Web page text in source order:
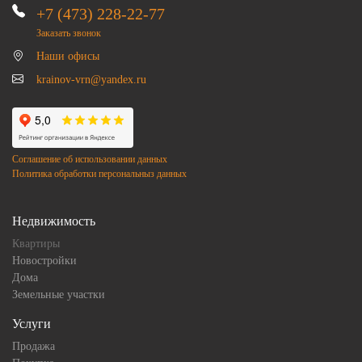
+7 (473) 228-22-77
Заказать звонок
Наши офисы
krainov-vrn@yandex.ru
Соглашение об использовании данных
Политика обработки персональныз данных
Недвижимость
Квартиры
Новостройки
Дома
Земельные участки
Услуги
Продажа